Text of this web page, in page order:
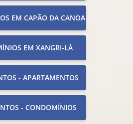
EM CAPÃO DA CANOA
EM XANGRI-LÁ
- APARTAMENTOS
- CONDOMÍNIOS